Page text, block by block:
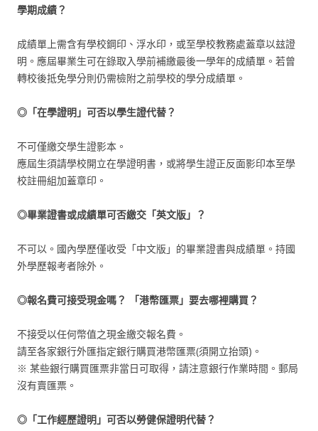
學期成績？
成績單上需含有學校鋼印、浮水印，或至學校教務處蓋章以玆證
明。應屆畢業生可在錄取入學前補繳最後一學年的成績單。若曾
轉校後抵免學分則仍需檢附之前學校的學分成績單。
◎「在學證明」可否以學生證代替？
不可僅繳交學生證影本。
應屆生須請學校開立在學證明書，或將學生證正反面影印本至學
校註冊組加蓋章印。
◎畢業證書或成績單可否繳交「英文版」？
不可以。國內學歷僅收受「中文版」的畢業證書與成績單。持國
外學歷報考者除外。
◎報名費可接受現金嗎？ 「港幣匯票」要去哪裡購買？
不接受以任何幣值之現金繳交報名費。
請至各家銀行外匯指定銀行購買港幣匯票(須開立抬頭)。
※ 某些銀行購買匯票非當日可取得，請注意銀行作業時間。郵局
沒有賣匯票。
◎「工作經歷證明」可否以勞健保證明代替？